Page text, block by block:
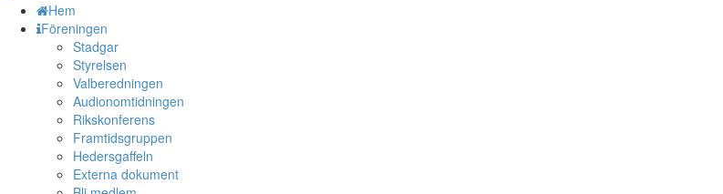
Hem
Föreningen
Stadgar
Styrelsen
Valberedningen
Audionomtidningen
Rikskonferens
Framtidsgruppen
Hedersgaffeln
Externa dokument